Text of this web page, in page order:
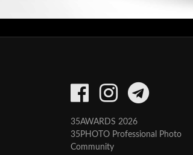
35AWARDS 2026
35PHOTO Professional Photo
Community